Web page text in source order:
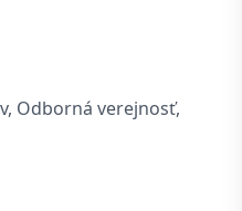
Odborná verejnosť,